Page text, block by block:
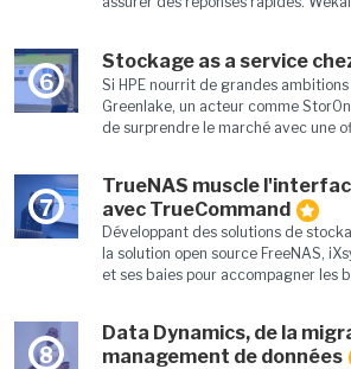
6
Stockage as a service
Si HPE nourrit de grandes
Greenlake, un acteur comme
de surprendre le marché avec une
7
TrueNAS muscle
avec TrueCommand
Développant des solutions de
la solution open source FreeNAS,
et ses baies pour accompagner les
8
Data Dynamics, de la
management de données